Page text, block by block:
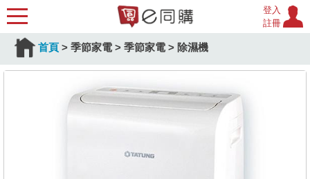
登入
註冊
首頁 > 季節家電 > 季節家電 > 除濕機